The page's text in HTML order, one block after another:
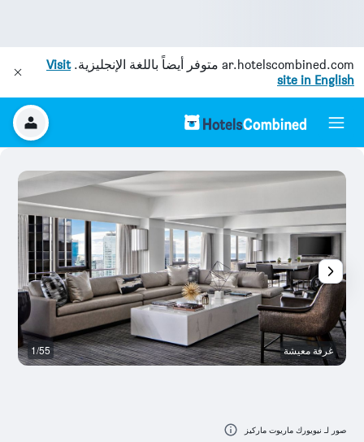
ar.hotelscombined.com متوفر أيضاً باللغة الإنجليزية.Visit
site in English
غرفة معيشة 1/55
صور لـ نيويورك ماريوت ماركيز